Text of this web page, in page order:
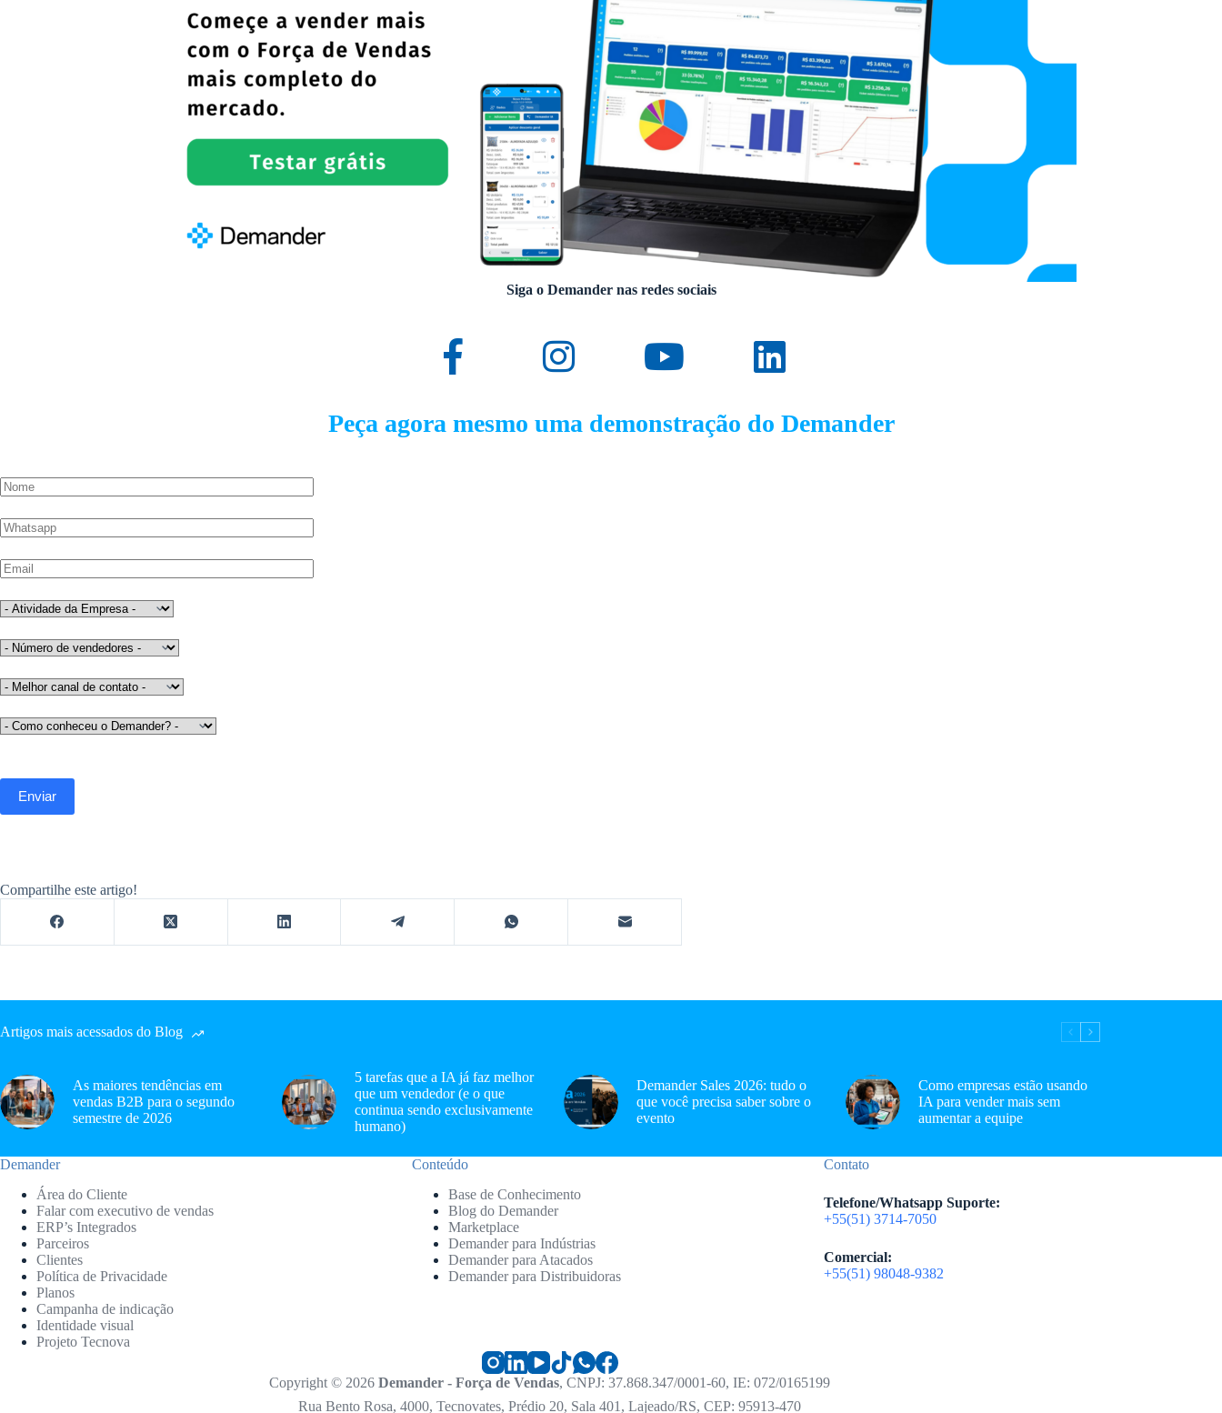
Siga o Demander nas redes sociais
Peça agora mesmo uma demonstração do Demander
Compartilhe este artigo!
Artigos mais acessados do Blog
As maiores tendências em
vendas B2B para o segundo
semestre de 2026
5 tarefas que a IA já faz melhor
que um vendedor (e o que
continua sendo exclusivamente
humano)
Demander Sales 2026: tudo o
que você precisa saber sobre o
evento
Como empresas estão usando
IA para vender mais sem
aumentar a equipe
Demander
Área do Cliente
Falar com executivo de vendas
ERP’s Integrados
Parceiros
Clientes
Política de Privacidade
Planos
Campanha de indicação
Identidade visual
Projeto Tecnova
Conteúdo
Base de Conhecimento
Blog do Demander
Marketplace
Demander para Indústrias
Demander para Atacados
Demander para Distribuidoras
Contato
Telefone/Whatsapp Suporte:
+55(51) 3714-7050
Comercial:
+55(51) 98048-9382
Copyright © 2026Demander - Força de Vendas, CNPJ: 37.868.347/0001-60, IE: 072/0165199
Rua Bento Rosa, 4000, Tecnovates, Prédio 20, Sala 401, Lajeado/RS, CEP: 95913-470